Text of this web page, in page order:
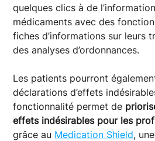
quelques clics à de
médicaments avec des
fiches d’informations sur leurs
des analyses d’ordonnances.
Les patients pourront
déclarations d’effets
fonctionnalité permet de
effets indésirables pour les
grâce au Medication Shield,